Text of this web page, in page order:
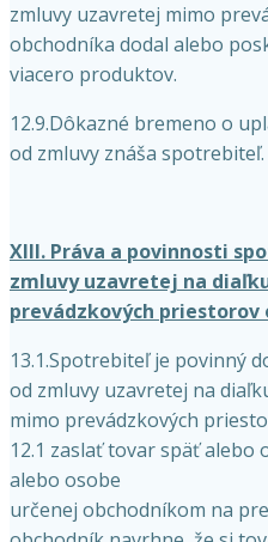
zmluvy uzavretej mimo
obchodníka dodal alebo
viacero produktov.
12.9.Dôkazné bremeno o
od zmluvy znáša spotrebiteľ.
XIII. Práva a povinnosti
zmluvy uzavretej na
prevádzkových priestorov
13.1.Spotrebiteľ je povinný
od zmluvy uzavretej na
mimo prevádzkových
12.1 zaslať tovar späť
alebo osobe
určenej obchodníkom na